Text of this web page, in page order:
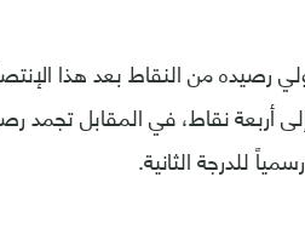
للدرجة الثانية.